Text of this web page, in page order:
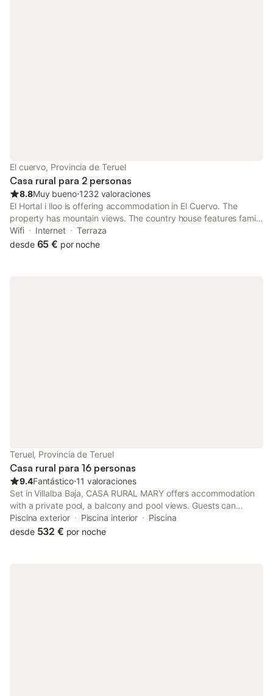
El cuervo, Provincia de Teruel
Casa rural para 2 personas
8.8Muy bueno⋅1232 valoraciones
El Hortal i lloo is offering accommodation in El Cuervo. The
property has mountain views. The country house features family
rooms. All units feature air conditioning and a flat-screen TV.
Wifi Internet
Terraza
desde 65 € por noche
Teruel, Provincia de Teruel
Casa rural para 16 personas
9.4Fantástico⋅11 valoraciones
Set in Villalba Baja, CASA RURAL MARY offers accommodation
with a private pool, a balcony and pool views. Guests can
benefit from a patio and an outdoor fireplace.
Piscina exterior Piscina interior
Piscina
desde 532 € por noche